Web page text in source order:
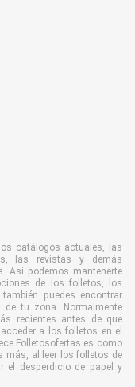
catálogos actuales, las
las revistas y demás
Así podemos mantenerte
de los folletos, los
puedes encontrar
tu zona. Normalmente
recientes antes de que
a los folletos en el
Folletosofertas.es como
más, al leer los folletos de
el desperdicio de papel y